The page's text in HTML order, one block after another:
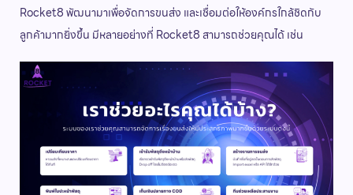
Rocket8 พัฒนามาเพื่อจัดการขนส่ง และเชื่อมต่อให้องค์กรใกล้ชิดกับ
ลูกค้ามากยิ่งขึ้น มีหลายอย่างที่ Rocket8 สามารถช่วยคุณได้ เช่น